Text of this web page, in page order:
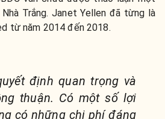
Trắng. Janet Yellen đã từng là
từ năm 2014 đến 2018.
định quan trọng và
thuận. Có một số lợi
có những chi phí đáng